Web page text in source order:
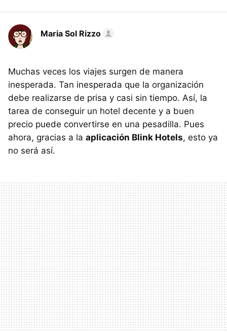
Maria Sol Rizzo
Muchas veces los viajes surgen de manera
inesperada. Tan inesperada que la organización
debe realizarse de prisa y casi sin tiempo. Así, la
tarea de conseguir un hotel decente y a buen
precio puede convertirse en una pesadilla. Pues
ahora, gracias a la aplicación Blink Hotels, esto ya
no será así.